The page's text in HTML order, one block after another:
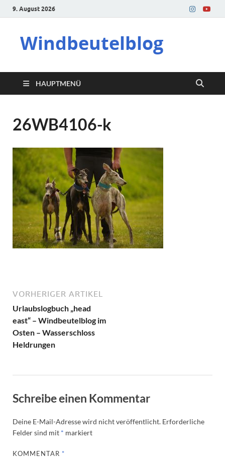
9. August 2026
Windbeutelblog
HAUPTMENÜ
26WB4106-k
VORHERIGER ARTIKEL
Urlaubslogbuch „head
east“ – Windbeutelblog im
Osten – Wasserschloss
Heldrungen
Schreibe einen Kommentar
Deine E-Mail-Adresse wird nicht veröffentlicht. Erforderliche
Felder sind mit * markiert
KOMMENTAR *